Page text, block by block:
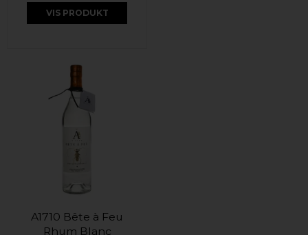
VIS PRODUKT
A1710 Bête à Feu
Rhum Blanc